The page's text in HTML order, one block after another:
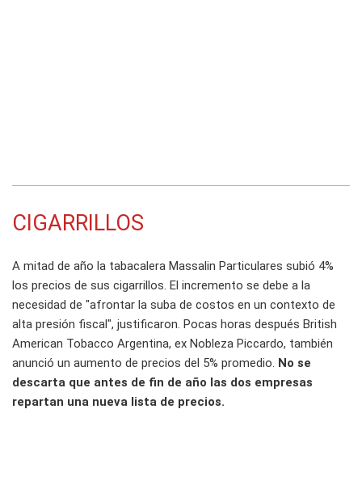
CIGARRILLOS
A mitad de año la tabacalera Massalin Particulares subió 4%
los precios de sus cigarrillos. El incremento se debe a la
necesidad de "afrontar la suba de costos en un contexto de
alta presión fiscal", justificaron. Pocas horas después British
American Tobacco Argentina, ex Nobleza Piccardo, también
anunció un aumento de precios del 5% promedio. No se
descarta que antes de fin de año las dos empresas
repartan una nueva lista de precios.